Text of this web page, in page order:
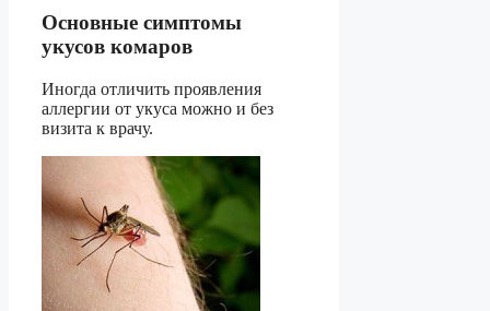
Основные симптомы
укусов комаров
Иногда отличить проявления
аллергии от укуса можно и без
визита к врачу.